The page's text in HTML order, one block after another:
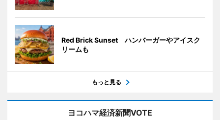
Red Brick Sunset ハンバーガーやアイスク
リームも
もっと見る
ヨコハマ経済新聞VOTE